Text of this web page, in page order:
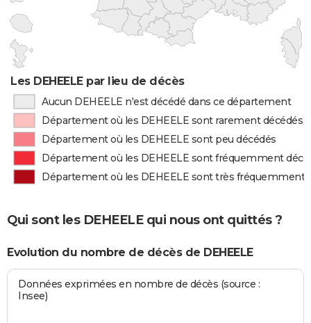
Les DEHEELE par lieu de décès
Aucun DEHEELE n'est décédé dans ce département
Département où les DEHEELE sont rarement décédés
Département où les DEHEELE sont peu décédés
Département où les DEHEELE sont fréquemment
Département où les DEHEELE sont très fréquemment
Qui sont les DEHEELE qui nous ont quittés ?
Evolution du nombre de décès de DEHEELE
Données exprimées en nombre de décès (source :
Insee)